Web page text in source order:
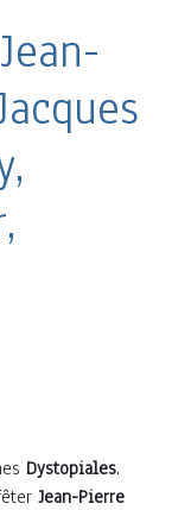
Dystopiales.
Jean-Pierre